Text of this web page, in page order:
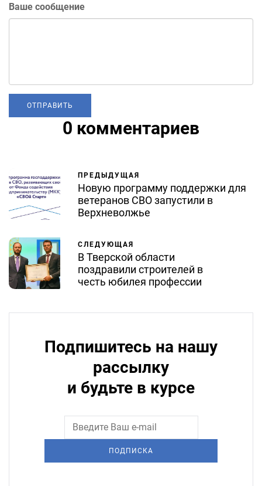
Ваше сообщение
0 комментариев
ПРЕДЫДУЩАЯ
Новую программу поддержки для
ветеранов СВО запустили в
Верхневолжье
СЛЕДУЮЩАЯ
В Тверской области
поздравили строителей в
честь юбилея профессии
Подпишитесь на нашу
рассылку
и будьте в курсе
ПОДПИСКА